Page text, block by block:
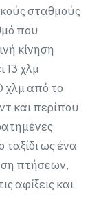
σταθμούς
που
κίνηση
13 χλμ
χλμ από το
και περίπου
ταξίδι ως ένα
πτήσεων,
αφίξεις και